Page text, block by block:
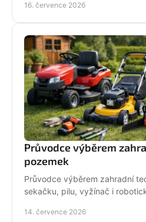
16. července 2026
Průvodce výběrem
pozemek
Průvodce výběrem zahradní
sekačku, pilu, vyžínač i
podpory.
14. července 2026